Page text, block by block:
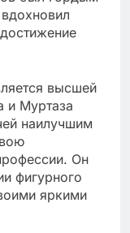
высшей
и Муртаза
наилучшим
Он
фигурного
яркими